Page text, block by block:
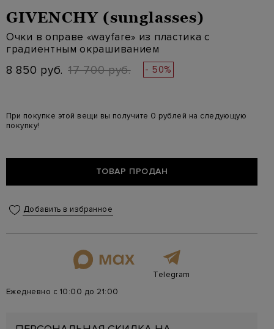
GIVENCHY (sunglasses)
Очки в оправе «wayfare» из пластика с
градиентным окрашиванием
8 850 руб. 17 700 руб. - 50%
При покупке этой вещи вы получите 0 рублей на следующую
покупку!
ТОВАР ПРОДАН
Добавить в избранное
Telegram
Ежедневно с 10:00 до 21:00